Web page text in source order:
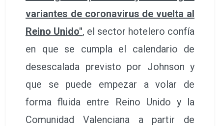
variantes de coronavirus de vuelta al
Reino Unido", el sector hotelero confía
en que se cumpla el calendario de
desescalada previsto por Johnson y
que se puede empezar a volar de
forma fluida entre Reino Unido y la
Comunidad Valenciana a partir de